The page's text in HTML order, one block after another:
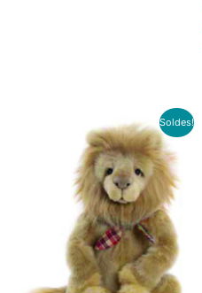
Soldes!
initial
était :
84.00€.
prix
actuel
est :
50.00€.